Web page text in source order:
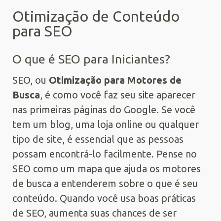
Otimização de Conteúdo
para SEO
O que é SEO para Iniciantes?
SEO, ou Otimização para Motores de
Busca, é como você faz seu site aparecer
nas primeiras páginas do Google. Se você
tem um blog, uma loja online ou qualquer
tipo de site, é essencial que as pessoas
possam encontrá-lo facilmente. Pense no
SEO como um mapa que ajuda os motores
de busca a entenderem sobre o que é seu
conteúdo. Quando você usa boas práticas
de SEO, aumenta suas chances de ser